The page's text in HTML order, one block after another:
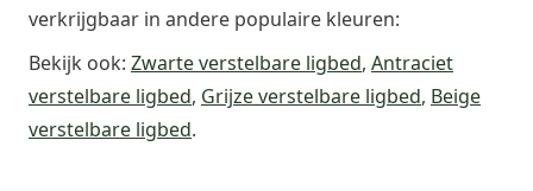
verkrijgbaar in andere populaire kleuren:
Bekijk ook: Zwarte verstelbare ligbed, Antraciet
verstelbare ligbed, Grijze verstelbare ligbed, Beige
verstelbare ligbed.